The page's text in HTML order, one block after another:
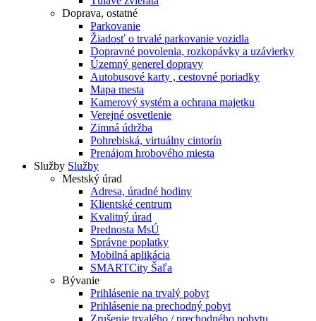
Doprava, ostatné
Parkovanie
Žiadosť o trvalé parkovanie vozidla
Dopravné povolenia, rozkopávky a uzávierky
Územný generel dopravy
Autobusové karty , cestovné poriadky
Mapa mesta
Kamerový systém a ochrana majetku
Verejné osvetlenie
Zimná údržba
Pohrebiská, virtuálny cintorín
Prenájom hrobového miesta
Služby Služby
Mestský úrad
Adresa, úradné hodiny
Klientské centrum
Kvalitný úrad
Prednosta MsÚ
Správne poplatky
Mobilná aplikácia
SMARTCity Šaľa
Bývanie
Prihlásenie na trvalý pobyt
Prihlásenie na prechodný pobyt